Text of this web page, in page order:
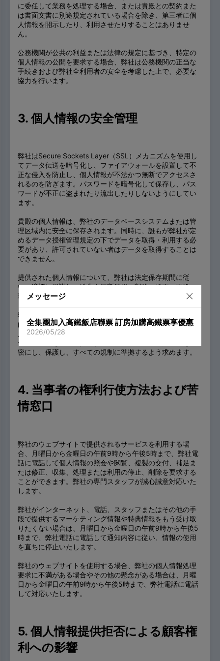
に委任して業務を処理する場合、または貴殿との契約また
は書面文書に別途規定されている場合を除き、第三者に個
人情報を開示したり、利用させたりすることはありませ
ん。
公務機関が公共の利益または法律の規定に基づき、特定の
個人情報の公開を要求する場合、弊社は公務機関の正当な
手続きおよび弊社全利用者の安全を考慮した上で、必要な
協力を行います。
3. 個人情報の安全管理
弊社はSecure Sockets Layer（SSL）メカニズムを使用し
てデータ伝送を暗号化し、ファイアウォールを設置して不
正な侵入を防止し、個人情報が不法かつ無断でアクセスさ
れるのを防ぎます。パスワードを暗号化して保存し、パス
ワードが不正に盗まれたり流出したりしないようにしてい
ます。
貴殿の個人情報は、弊社のデータベースシステムまたは管
理区域内に安全に保存されます。同時に、誰もが弊社が定
めるデータ授権管理規定の下でデータを取得・利用する必
要があり、許可されていない者はデータを取得することは
できません。
提供された個人情報について、弊社は法定保存期間に従
い、適切に保護し、紛失や無断使用、削除、修正、再処
理、公開を防ぎます。
弊社は、個人情報を取り扱う際に、法令で定められた物理
的、電子的、手続きの安全基準に従って処理します。従業
員には個人情報を適切に取り扱うよう訓練しています。サ
ービス提供を他社に委託する場合、取得した個人情報を秘
密にし、保護し、すべての規制に準拠するよう求めます。
4. 当事者の権利行使方法および苦
情窓口
弊社のウェブサイトで提供されるサービスを利用する場
合、月曜日から金曜日の午前9時から午後5時まで、弊社電
話に電話して個人情報の照会や閲覧、複製の交付、補足ま
たは修正、収集、処理または利用の停止、削除を要求する
ことができます。弊社の専門スタッフが誠心誠意対応いた
します。
弊社がインターネット、電話、スタッフまたはその他の手
段で提供するマーケティング情報や特典情報をもう受け取
りたくない場合は、月曜日から金曜日の午前9時から午後5
時まで、弊社電話に電話して通知内容に従い、情報の使用
を直ちに停止いたします。
弊社のウェブサイトを使用する場合、弊社の個人情報処理
要求に不満がある場合やその他の懸念がある場合は、月曜
日から金曜日の午前9時から午後5時まで、弊社電話に電話
して対応いたします。
5. 個人情報提供拒否による顧客権
利への影響
メッセージ
全集團加入高鐵飯店聯票 訂房加購高鐵票享優惠
2026/05/28